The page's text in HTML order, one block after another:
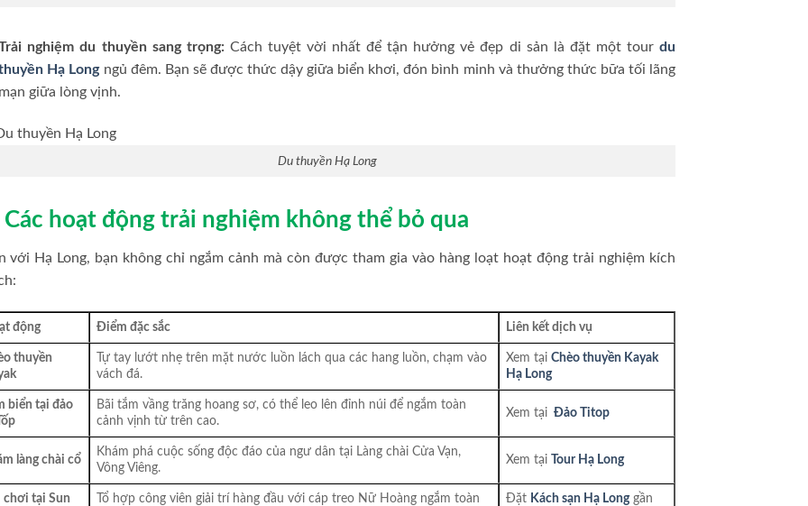
nghiệm du thuyền sang trọng:Cách tuyệt vời nhất để tận hưởng vẻ đẹp di sản là đặt một tourdu
Hạ Longngủ đêm. Bạn sẽ được thức dậy giữa biển khơi, đón bình minh và thưởng thức bữa tối lãng
mạn giữa lòng vịnh.
Du thuyền Hạ Long
Các hoạt động trải nghiệm không thể bỏ qua
với Hạ Long, bạn không chỉ ngắm cảnh mà còn được tham gia vào hàng loạt hoạt động trải nghiệm kích
động Điểm đặc sắc Liên kết dịch vụ
thuyền
Tự tay lướt nhẹ trên mặt nước luồn lách qua các hang luồn, chạm vào
vách đá.
Xem tại Chèo thuyền Kayak
Hạ Long
biển tại đảo
Bãi tắm vầng trăng hoang sơ, có thể leo lên đỉnh núi để ngắm toàn
cảnh vịnh từ trên cao.
Xem tại Đảo Titop
làng chài cổ
Khám phá cuộc sống độc đáo của ngư dân tại Làng chài Cửa Vạn,
Vông Viêng.
Xem tại Tour Hạ Long
chơi tại Sun
Tổ hợp công viên giải trí hàng đầu với cáp treo Nữ Hoàng ngắm toàn
Đặt Kách sạn Hạ Longgần